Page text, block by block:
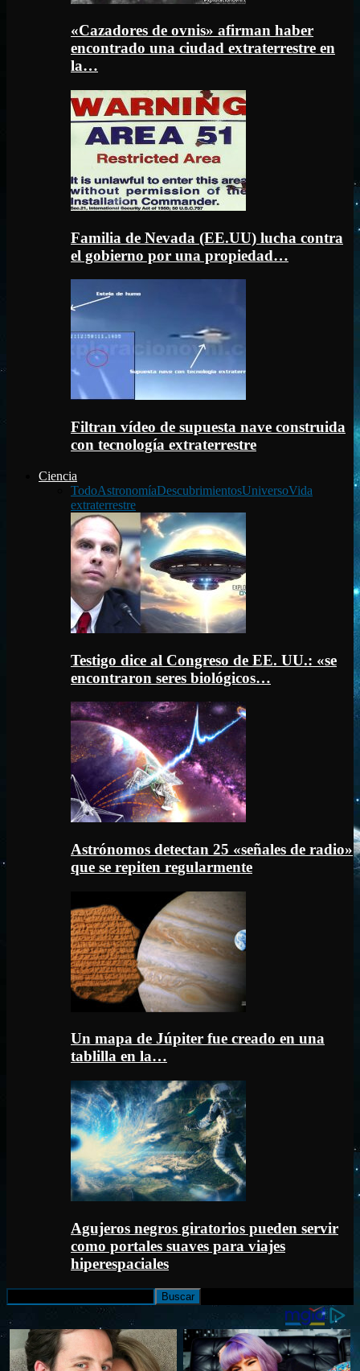
«Cazadores de ovnis» afirman haber
encontrado una ciudad extraterrestre en
la…
Familia de Nevada (EE.UU) lucha contra
el gobierno por una propiedad…
Filtran vídeo de supuesta nave construida
con tecnología extraterrestre
Ciencia
TodoAstronomíaDescubrimientosUniversoVida
extraterrestre
Testigo dice al Congreso de EE. UU.: «se
encontraron seres biológicos…
Astrónomos detectan 25 «señales de radio»
que se repiten regularmente
Un mapa de Júpiter fue creado en una
tablilla en la…
Agujeros negros giratorios pueden servir
como portales suaves para viajes
hiperespaciales